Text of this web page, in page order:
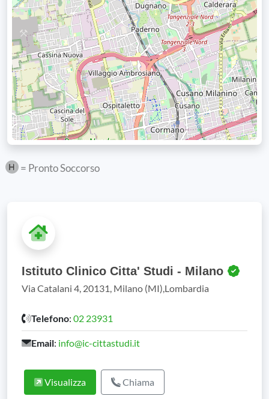
= Pronto Soccorso
Istituto Clinico Citta' Studi - Milano
Via Catalani 4, 20131, Milano (MI),Lombardia
Telefono: 02 23931
Email: info@ic-cittastudi.it
Visualizza Chiama